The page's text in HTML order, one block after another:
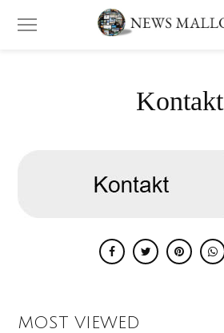
Kontakt
MOST VIEWED